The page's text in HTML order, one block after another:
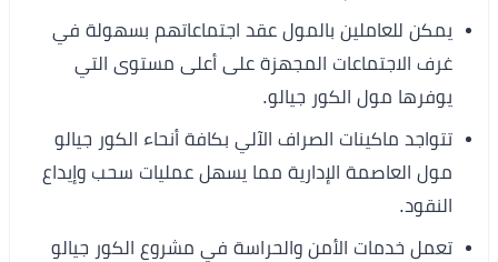
يمكن للعاملين بالمول عقد اجتماعاتهم بسهولة في
غرف الاجتماعات المجهزة على أعلى مستوى التي
يوفرها مول الكور جيالو.
تتواجد ماكينات الصراف الآلي بكافة أنحاء الكور جيالو
مول العاصمة الإدارية مما يسهل عمليات سحب وإيداع
النقود.
تعمل خدمات الأمن والحراسة في مشروع الكور جيالو